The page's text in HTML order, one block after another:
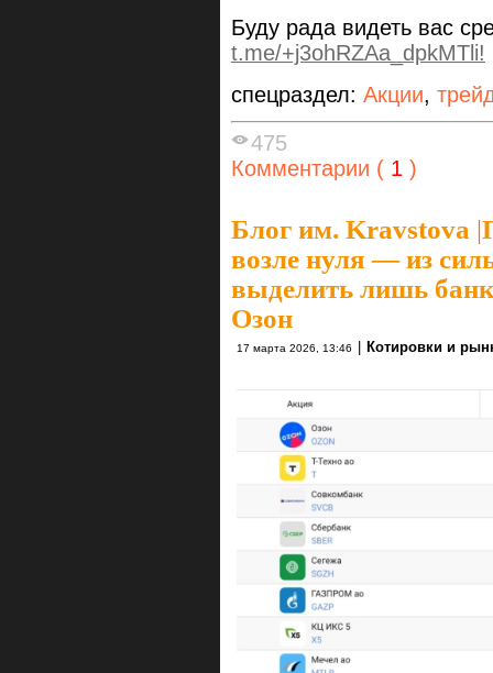
Буду рада видеть вас
t.me/+j3ohRZAa_dpkMTli!
спецраздел: Акции,
475
Комментарии ( 1 )
Блог им. Kravstova |
возле нуля — из
выделить лишь
Озон
17 марта 2026, 13:46 Котировки и